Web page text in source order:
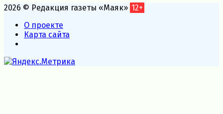
2026 © Редакция газеты «Маяк» 12+
О проекте
Карта сайта